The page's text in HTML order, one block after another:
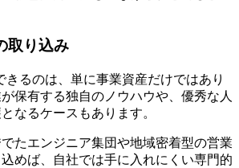
取り込み
るのは、単に事業資産だけではあり
保有する独自のノウハウや、優秀な人
なるケースもあります。
たエンジニア集団や地域密着型の営業
めば、自社では手に入れにくい専門的